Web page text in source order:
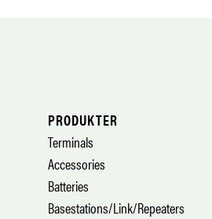
PRODUKTER
Terminals
Accessories
Batteries
Basestations/Link/Repeaters